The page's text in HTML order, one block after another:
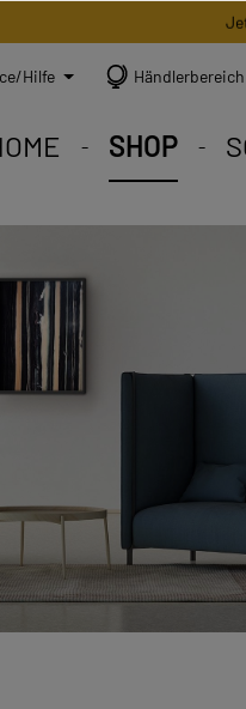
Hilfe Händlerbereich
SHOP
Shop.
Sortiment.